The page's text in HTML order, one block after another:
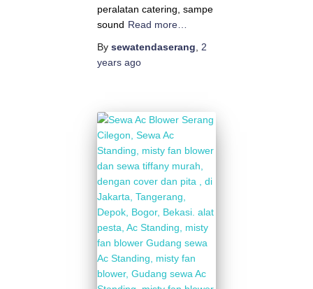
peralatan catering, sampe
sound Read more…
By sewatendaserang
2
years ago